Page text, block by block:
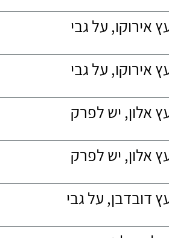
על גבי
על גבי
אלון, יש לפרק
אלון, יש לפרק
על גבי